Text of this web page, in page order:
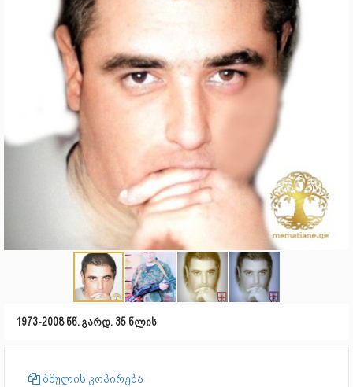
1973-2008 წწ. გარდ. 35 წლის
ბმულის კოპირება